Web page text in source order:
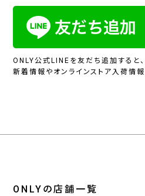
ONLY公式LINEを友だち追加すると、
新着情報やオンラインストア入荷情報
ONLYの店舗一覧